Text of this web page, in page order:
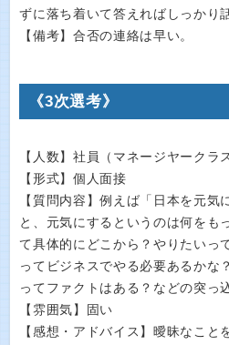
ずに落ち着いて答えればしっかり
【備考】合否の連絡は早い。
《3次選考》
【人数】社員（マネージヤークラ
【形式】個人面接
【質問内容】例えば「日本を元気
と、元気にするというのは何をも
て具体的にどこから？やりたいっ
ってビジネスでやる必要あるかな
ってファクトはある？などの突っ
【雰囲気】固い
【感想・アドバイス】曖昧なこと